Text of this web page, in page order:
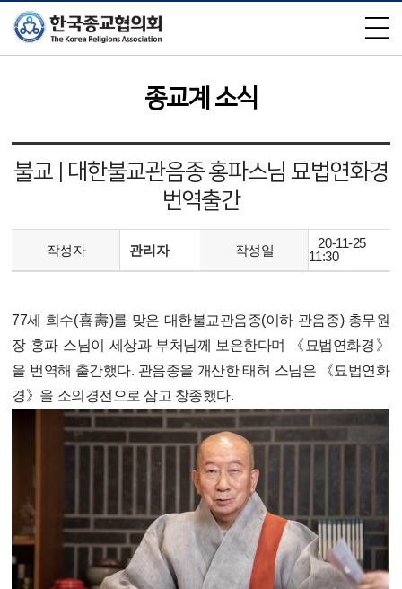
×
종교계 소식
불교 | 대한불교관음종 홍파스님 묘법연화경
번역출간
작성자 관리자 작성일
20-11-25
11:30
77세 희수(喜壽)를 맞은 대한불교관음종(이하 관음종) 총무원
장 홍파 스님이 세상과 부처님께 보은한다며 《묘법연화경》
을 번역해 출간했다. 관음종을 개산한 태허 스님은 《묘법연화
경》을 소의경전으로 삼고 창종했다.